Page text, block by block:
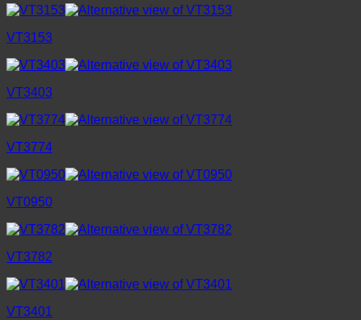
VT3153
VT3403
VT3774
VT0950
VT3782
VT3401